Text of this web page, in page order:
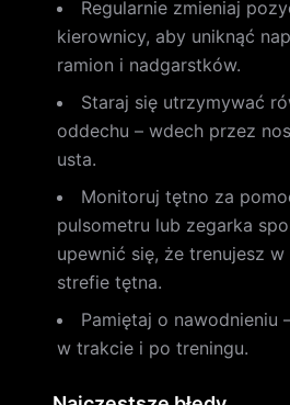
Regularnie zmieniaj
kierownicy, aby uniknąć
ramion i nadgarstków.
Staraj się utrzymywać
oddechu – wdech przez
usta.
Monitoruj tętno za
pulsometru lub zegarka
upewnić się, że trenujesz
strefie tętna.
Pamiętaj o nawodnieniu
w trakcie i po treningu.